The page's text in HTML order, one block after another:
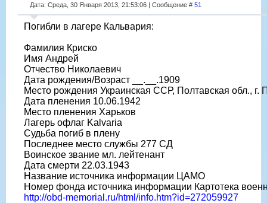
Дата: Среда, 30 Января 2013, 21:53:06 | Сообщение # 51
Погибли в лагере Кальвария:
Фамилия Криско
Имя Андрей
Отчество Николаевич
Дата рождения/Возраст __.__.1909
Место рождения Украинская ССР, Полтавская обл., г.
Дата пленения 10.06.1942
Место пленения Харьков
Лагерь офлаг Kalvaria
Судьба погиб в плену
Последнее место службы 277 СД
Воинское звание мл. лейтенант
Дата смерти 22.03.1943
Название источника информации ЦАМО
Номер фонда источника информации Картотека
http://obd-memorial.ru/html/info.htm?id=272059927